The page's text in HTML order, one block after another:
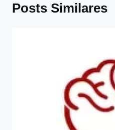
Posts Similares